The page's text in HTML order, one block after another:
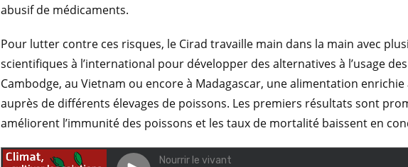
abusif de médicaments.
Pour lutter contre ces risques, le Cirad travaille main dans la main avec
scientifiques à l’international pour développer des alternatives à l’usage
Cambodge, au Vietnam ou encore à Madagascar, une alimentation
auprès de différents élevages de poissons. Les premiers résultats sont
améliorent l’immunité des poissons et les taux de mortalité baissent en